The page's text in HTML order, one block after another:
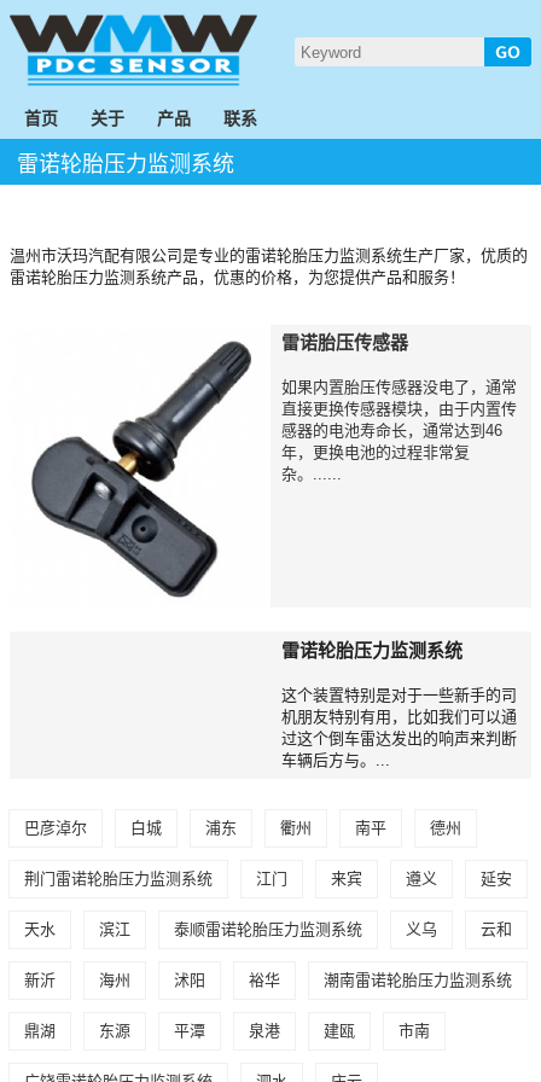
首页 关于 产品 联系
雷诺轮胎压力监测系统
温州市沃玛汽配有限公司是专业的雷诺轮胎压力监测系统生产厂家，优质的
雷诺轮胎压力监测系统产品，优惠的价格，为您提供产品和服务！
雷诺胎压传感器
如果内置胎压传感器没电了，通常
直接更换传感器模块，由于内置传
感器的电池寿命长，通常达到46
年，更换电池的过程非常复
杂。......
雷诺轮胎压力监测系统
这个装置特别是对于一些新手的司
机朋友特别有用，比如我们可以通
过这个倒车雷达发出的响声来判断
车辆后方与。...
巴彦淖尔 白城 浦东 衢州 南平 德州
荆门雷诺轮胎压力监测系统 江门 来宾 遵义 延安
天水 滨江 泰顺雷诺轮胎压力监测系统 义乌 云和
新沂 海州 沭阳 裕华 潮南雷诺轮胎压力监测系统
鼎湖 东源 平潭 泉港 建瓯 市南